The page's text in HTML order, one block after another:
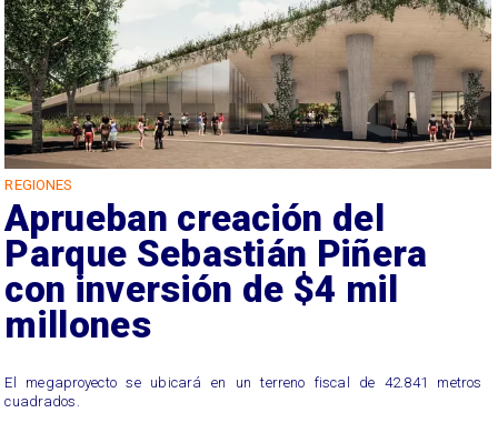
REGIONES
Aprueban creación del
Parque Sebastián Piñera
con inversión de $4 mil
millones
El megaproyecto se ubicará en un terreno fiscal de 42.841 metros
cuadrados.